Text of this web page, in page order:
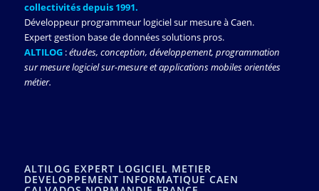
collectivités depuis 1991.
Développeur programmeur logiciel sur mesure à Caen.
Expert gestion base de données solutions pros.
ALTILOG:études, conception, développement, programmation
sur mesure logiciel sur-mesure et applications mobiles orientées
métier.
ALTILOG EXPERT LOGICIEL METIER
DEVELOPPEMENT INFORMATIQUE CAEN